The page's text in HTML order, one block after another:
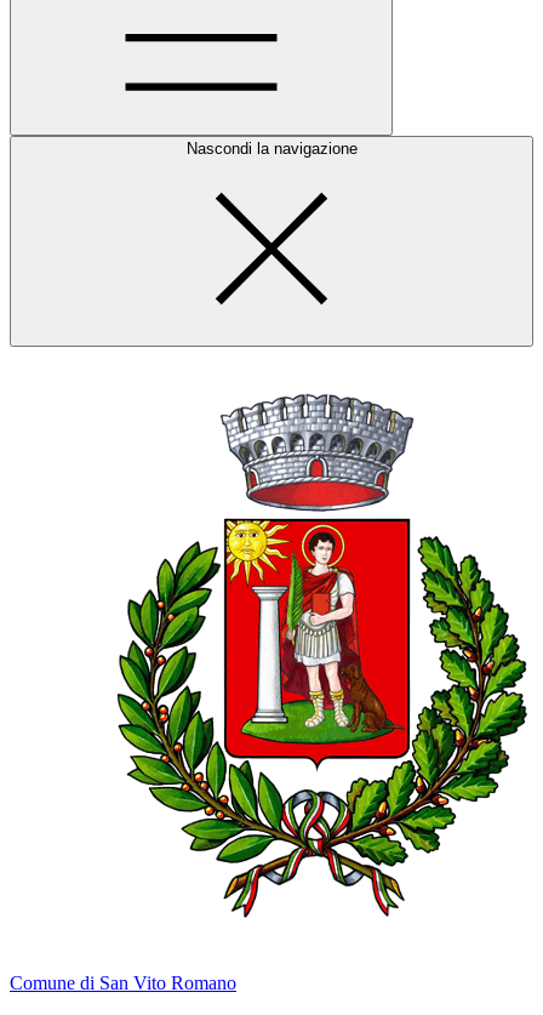
Nascondi la navigazione
Comune di San Vito Romano